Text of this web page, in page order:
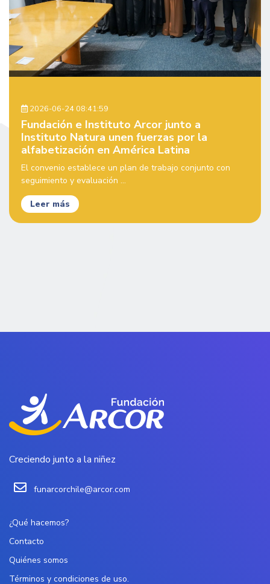
2026-06-24 08:41:59
Fundación e Instituto Arcor junto a
Instituto Natura unen fuerzas por la
alfabetización en América Latina
El convenio establece un plan de trabajo conjunto con
seguimiento y evaluación ...
Leer más
Creciendo junto a la niñez
funarcorchile@arcor.com
¿Qué hacemos?
Contacto
Quiénes somos
Términos y condiciones de uso.